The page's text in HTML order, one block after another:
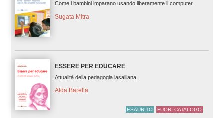
Come i bambini imparano usando liberamente il computer
Sugata Mitra
ESSERE PER EDUCARE
Attualità della pedagogia lasalliana
Alda Barella
ESAURITO FUORI CATALOGO